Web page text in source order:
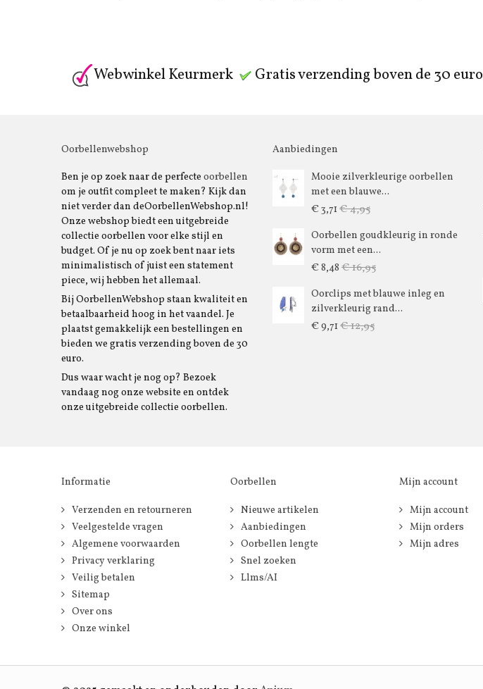
Webwinkel Keurmerk Gratis verzending boven de 30 euro
Oorbellenwebshop
Ben je op zoek naar de perfecte oorbellen
om je outfit compleet te maken? Kijk dan
niet verder dan deOorbellenWebshop.nl!
Onze webshop biedt een uitgebreide
collectie oorbellen voor elke stijl en
budget. Of je nu op zoek bent naar iets
minimalistisch of juist een statement
piece, wij hebben het allemaal.
Bij OorbellenWebshop staan kwaliteit en
betaalbaarheid hoog in het vaandel. Je
plaatst gemakkelijk een bestellingen en
bieden we gratis verzending boven de 30
euro.
Dus waar wacht je nog op? Bezoek
vandaag nog onze website en ontdek
onze uitgebreide collectie oorbellen.
Aanbiedingen
Mooie zilverkleurige oorbellen
met een blauwe...
€ 3,71 € 4,95
Oorbellen goudkleurig in ronde
vorm met een...
€ 8,48 € 16,95
Oorclips met blauwe inleg en
zilverkleurig rand...
€ 9,71 € 12,95
Informatie
Verzenden en retourneren
Veelgestelde vragen
Algemene voorwaarden
Privacy verklaring
Veilig betalen
Sitemap
Over ons
Onze winkel
Oorbellen
Nieuwe artikelen
Aanbiedingen
Oorbellen lengte
Snel zoeken
Llms/AI
Mijn account
Mijn account
Mijn orders
Mijn adres